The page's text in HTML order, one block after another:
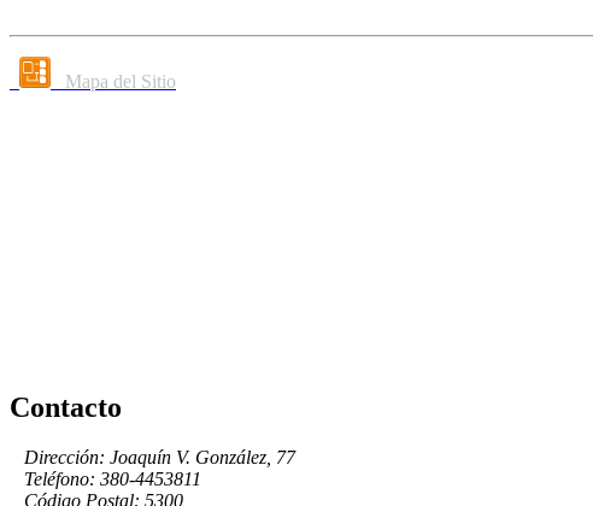
Mapa del Sitio
Contacto
Dirección: Joaquín V. González, 77
Teléfono: 380-4453811
Código Postal: 5300